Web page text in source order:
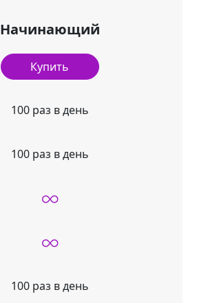
Начинающий
Купить
100 раз в день
100 раз в день
100 раз в день